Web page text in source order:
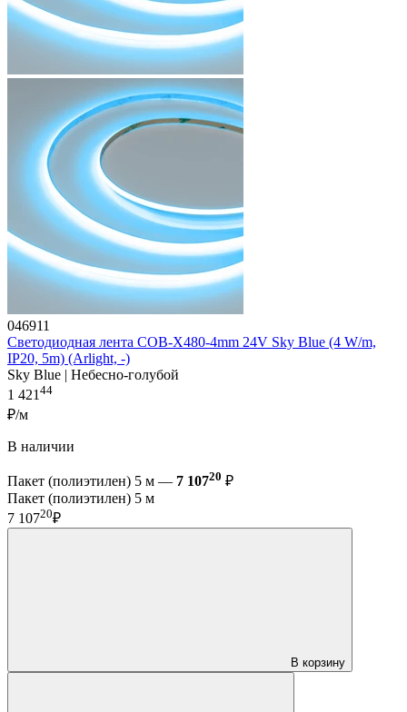
046911
Светодиодная лента COB-X480-4mm 24V Sky Blue (4 W/m,
IP20, 5m) (Arlight, -)
Sky Blue | Небесно-голубой
1 42144
₽/м
В наличии
Пакет (полиэтилен) 5 м — 7 10720 ₽
Пакет (полиэтилен) 5 м
7 10720₽
В корзину